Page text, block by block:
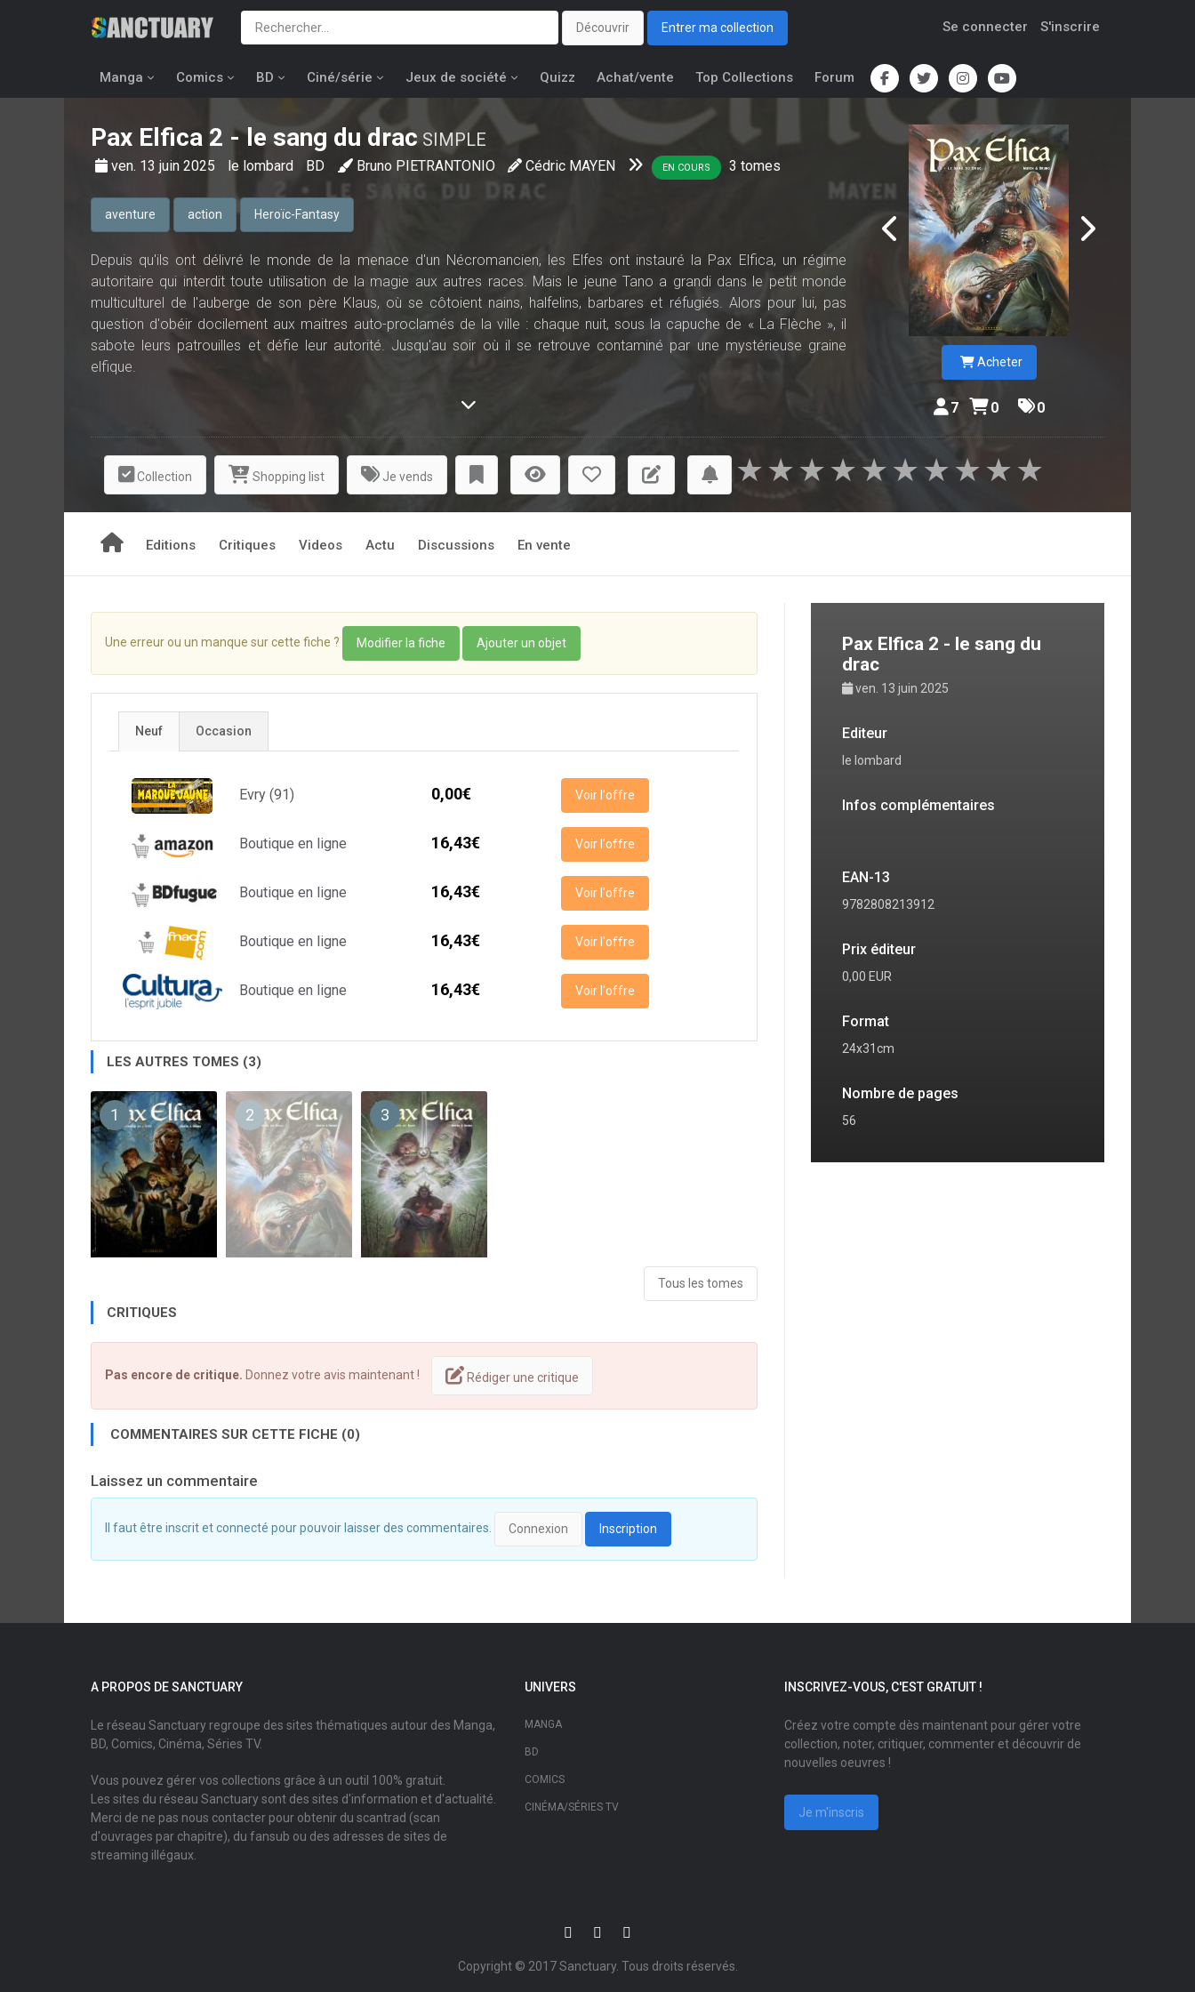
Découvrir Entrer ma collection Se connecter S'inscrire
Manga Comics BD Ciné/série Jeux de société Quizz Achat/vente Top Collections Forum
Pax Elfica 2 - le sang du drac SIMPLE
ven. 13 juin 2025 le lombard BD Bruno PIETRANTONIO Cédric MAYEN EN COURS 3 tomes
aventure action Heroïc-Fantasy
Depuis qu'ils ont délivré le monde de la menace d'un Nécromancien, les Elfes ont instauré la Pax Elfica, un régime
autoritaire qui interdit toute utilisation de la magie aux autres races. Mais le jeune Tano a grandi dans le petit monde
multiculturel de l'auberge de son père Klaus, où se côtoient nains, halfelins, barbares et réfugiés. Alors pour lui, pas
question d'obéir docilement aux maitres auto-proclamés de la ville : chaque nuit, sous la capuche de « La Flèche », il
sabote leurs patrouilles et défie leur autorité. Jusqu'au soir où il se retrouve contaminé par une mystérieuse graine
elfique.
Acheter
7 0 0
Collection Shopping list Je vends ★
★
★
★
★
★
★
★
★
★
Editions Critiques Videos Actu Discussions En vente
Une erreur ou un manque sur cette fiche ? Modifier la fiche Ajouter un objet
Neuf Occasion
Evry (91) 0,00€ Voir l'offre
Boutique en ligne 16,43€ Voir l'offre
Boutique en ligne 16,43€ Voir l'offre
Boutique en ligne 16,43€ Voir l'offre
Boutique en ligne 16,43€ Voir l'offre
LES AUTRES TOMES (3)
1 2 3
Tous les tomes
CRITIQUES
Pas encore de critique. Donnez votre avis maintenant ! Rédiger une critique
COMMENTAIRES SUR CETTE FICHE (0)
Laissez un commentaire
Il faut être inscrit et connecté pour pouvoir laisser des commentaires. Connexion Inscription
Pax Elfica 2 - le sang du
drac
ven. 13 juin 2025
Editeur
le lombard
Infos complémentaires
EAN-13
9782808213912
Prix éditeur
0,00 EUR
Format
24x31cm
Nombre de pages
56
A PROPOS DE SANCTUARY
Le réseau Sanctuary regroupe des sites thématiques autour des Manga,
BD, Comics, Cinéma, Séries TV.
Vous pouvez gérer vos collections grâce à un outil 100% gratuit.
Les sites du réseau Sanctuary sont des sites d'information et d'actualité.
Merci de ne pas nous contacter pour obtenir du scantrad (scan
d'ouvrages par chapitre), du fansub ou des adresses de sites de
streaming illégaux.
UNIVERS
MANGA
BD
COMICS
CINÉMA/SÉRIES TV
INSCRIVEZ-VOUS, C'EST GRATUIT !
Créez votre compte dès maintenant pour gérer votre
collection, noter, critiquer, commenter et découvrir de
nouvelles oeuvres !
Je m'inscris
Copyright © 2017Sanctuary. Tous droits réservés.